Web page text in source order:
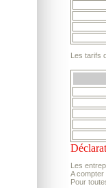
Les tarifs
Les
A compter
Pour